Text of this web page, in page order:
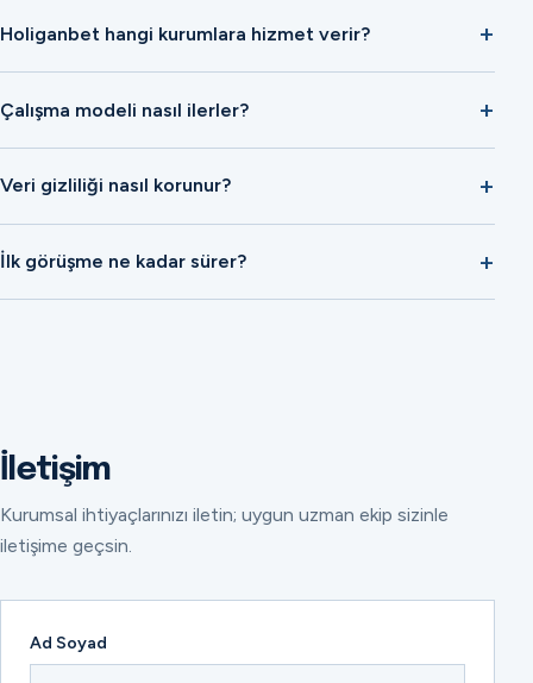
Holiganbet hangi kurumlara hizmet verir?
Çalışma modeli nasıl ilerler?
Veri gizliliği nasıl korunur?
İlk görüşme ne kadar sürer?
İletişim
Kurumsal ihtiyaçlarınızı iletin; uygun uzman ekip sizinle
iletişime geçsin.
Ad Soyad